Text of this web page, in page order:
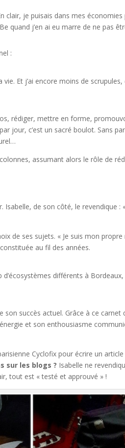
clair, je puisais dans mes
quand j’en ai eu marre de ne pas
:
Et j’ai encore moins de
rédiger, mettre en forme,
jour, c’est un sacré boulot. Sans
assumant alors le rôle de
Isabelle, de son côté, le revendique :
de ses sujets. « Je suis mon
au fil des années.
différents à
succès actuel. Grâce à ce carnet
et son enthousiasme
Cyclofix pour écrire un
sur les blogs ? Isabelle ne
tout est « testé et approuvé » !